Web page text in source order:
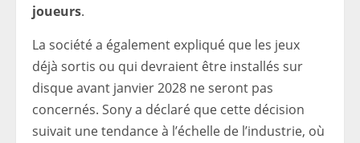
joueurs.
La société a également expliqué que les jeux
déjà sortis ou qui devraient être installés sur
disque avant janvier 2028 ne seront pas
concernés. Sony a déclaré que cette décision
suivait une tendance à l’échelle de l’industrie, où